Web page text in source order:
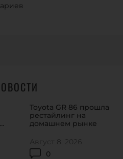
Toyota GR 86 прошла
рестайлинг на
домашнем рынке
0
Август 8, 2026